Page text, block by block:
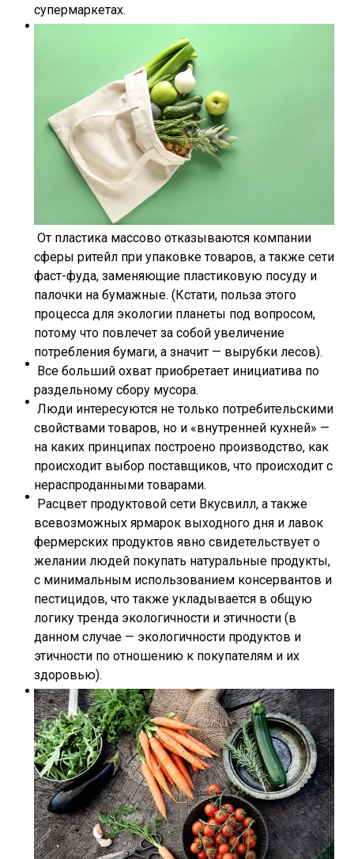
супермаркетах.
От пластика массово отказываются компании
сферы ритейл при упаковке товаров, а также сети
фаст-фуда, заменяющие пластиковую посуду и
палочки на бумажные. (Кстати, польза этого
процесса для экологии планеты под вопросом,
потому что повлечет за собой увеличение
потребления бумаги, а значит — вырубки лесов).
Все больший охват приобретает инициатива по
раздельному сбору мусора.
Люди интересуются не только потребительскими
свойствами товаров, но и «внутренней кухней» —
на каких принципах построено производство, как
происходит выбор поставщиков, что происходит с
нераспроданными товарами.
Расцвет продуктовой сети Вкусвилл, а также
всевозможных ярмарок выходного дня и лавок
фермерских продуктов явно свидетельствует о
желании людей покупать натуральные продукты,
с минимальным использованием консервантов и
пестицидов, что также укладывается в общую
логику тренда экологичности и этичности (в
данном случае — экологичности продуктов и
этичности по отношению к покупателям и их
здоровью).